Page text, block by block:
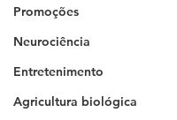
Promoções
Neurociência
Entretenimento
Agricultura biológica